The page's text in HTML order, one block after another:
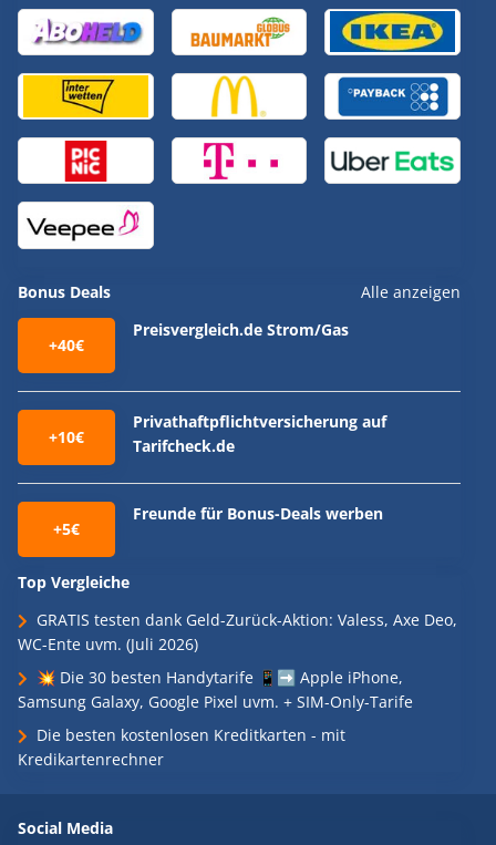
Bonus Deals Alle anzeigen
+40€
Preisvergleich.de Strom/Gas
+10€
Privathaftpflichtversicherung auf
Tarifcheck.de
+5€
Freunde für Bonus-Deals werben
Top Vergleiche
GRATIS testen dank Geld-Zurück-Aktion: Valess, Axe Deo,
WC-Ente uvm. (Juli 2026)
💥 Die 30 besten Handytarife 📱➡️ Apple iPhone,
Samsung Galaxy, Google Pixel uvm. + SIM-Only-Tarife
Die besten kostenlosen Kreditkarten - mit
Kredikartenrechner
Social Media